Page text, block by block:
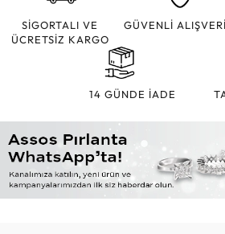
SİGORTALI VE
ÜCRETSİZ KARGO
GÜVENLİ
14 GÜNDE İADE